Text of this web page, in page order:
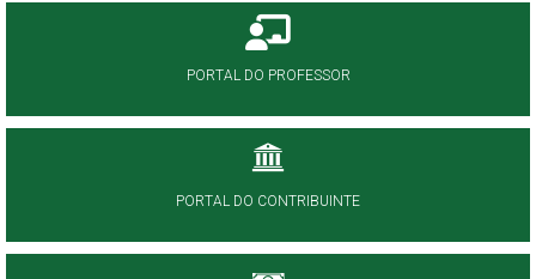
PORTAL DO PROFESSOR
PORTAL DO CONTRIBUINTE